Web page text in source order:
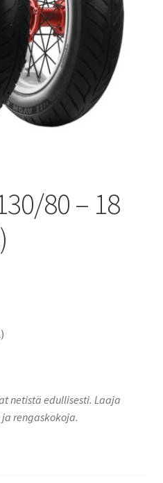
80 – 18
netistä edullisesti. Laaja
rengaskokoja.